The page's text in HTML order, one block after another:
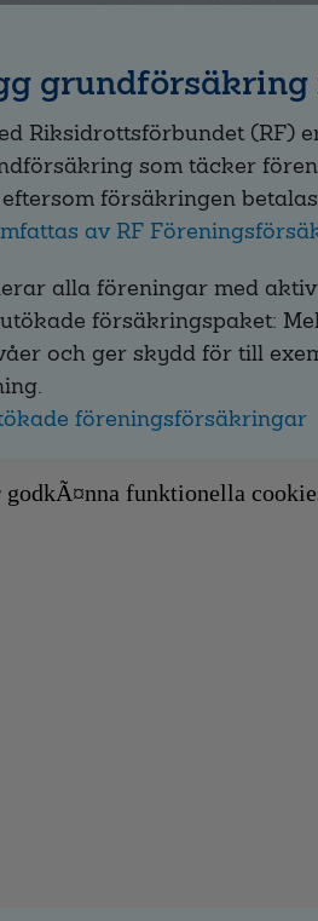
Riksidrottsförbundet (RF)
som täcker
försäkringen
av RF
alla föreningar med
försäkringspaket:
och ger skydd för till
föreningsförsäkringar